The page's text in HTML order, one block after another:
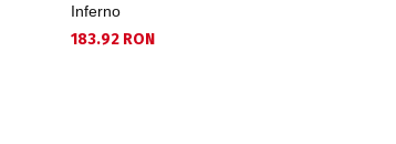
Inferno
183.92 RON